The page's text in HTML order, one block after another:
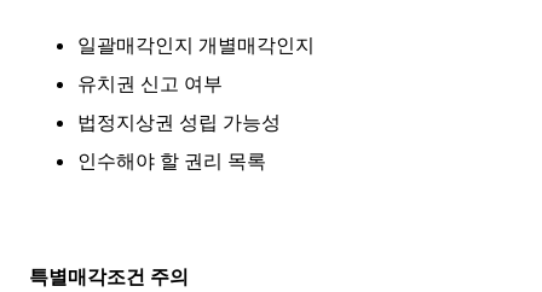
일괄매각인지 개별매각인지
유치권 신고 여부
법정지상권 성립 가능성
인수해야 할 권리 목록
특별매각조건 주의